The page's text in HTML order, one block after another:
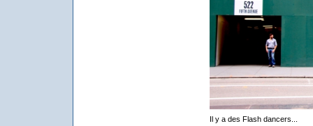
Il y a des Flash dancers...